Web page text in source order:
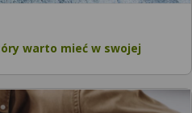
warto mieć w swojej